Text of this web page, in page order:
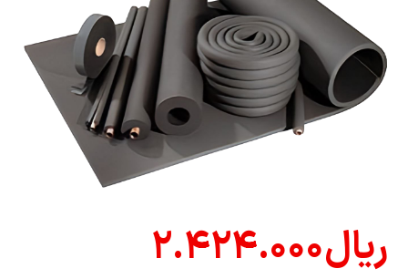
ریال۲.۴۲۴.۰۰۰